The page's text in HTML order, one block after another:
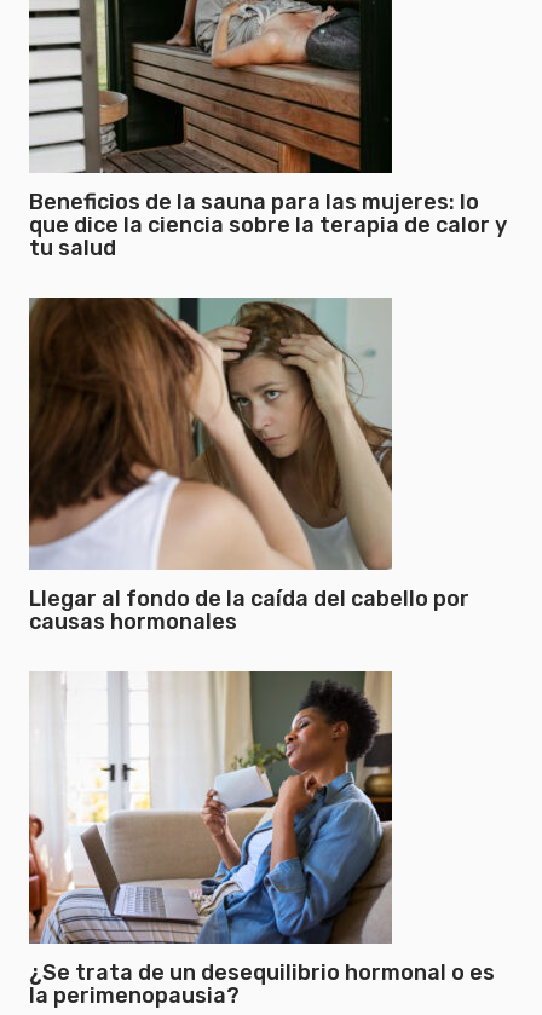
Beneficios de la sauna para las mujeres: lo
que dice la ciencia sobre la terapia de calor y
tu salud
Llegar al fondo de la caída del cabello por
causas hormonales
¿Se trata de un desequilibrio hormonal o es
la perimenopausia?